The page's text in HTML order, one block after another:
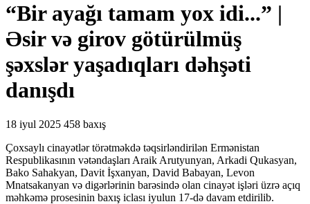
“Bir ayağı tamam yox idi...” |
Əsir və girov götürülmüş
şəxslər yaşadıqları dəhşəti
danışdı
18 iyul 2025 458 baxış
Çoxsaylı cinayətlər törətməkdə təqsirləndirilən Ermənistan
Respublikasının vətəndaşları Araik Arutyunyan, Arkadi Qukasyan,
Bako Sahakyan, Davit İşxanyan, David Babayan, Levon
Mnatsakanyan və digərlərinin barəsində olan cinayət işləri üzrə açıq
məhkəmə prosesinin baxış iclası iyulun 17-də davam etdirilib.